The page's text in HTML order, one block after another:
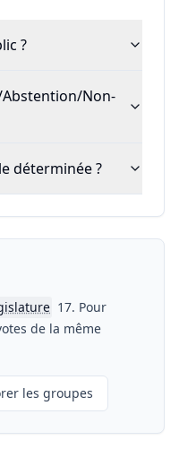
?
Non-
déterminée ?
17. Pour
de la même
les groupes